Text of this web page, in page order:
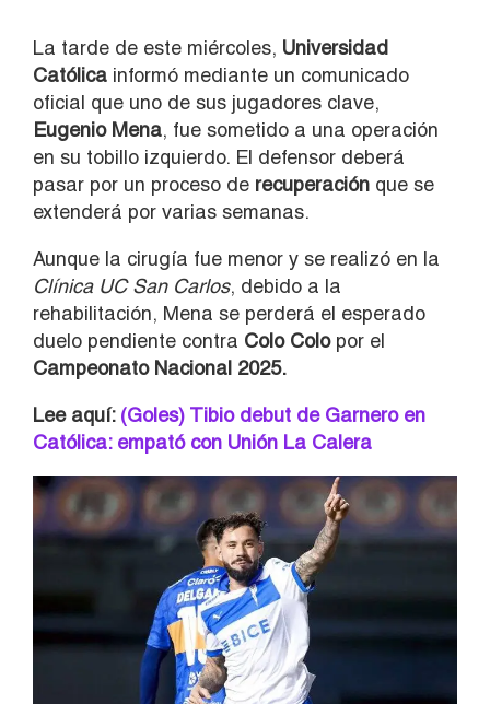
La tarde de este miércoles, Universidad
Católica informó mediante un comunicado
oficial que uno de sus jugadores clave,
Eugenio Mena, fue sometido a una operación
en su tobillo izquierdo. El defensor deberá
pasar por un proceso de recuperación que se
extenderá por varias semanas.
Aunque la cirugía fue menor y se realizó en la
Clínica UC San Carlos, debido a la
rehabilitación, Mena se perderá el esperado
duelo pendiente contra Colo Colopor el
Campeonato Nacional 2025.
Lee aquí: (Goles) Tibio debut de Garnero en
Católica: empató con Unión La Calera